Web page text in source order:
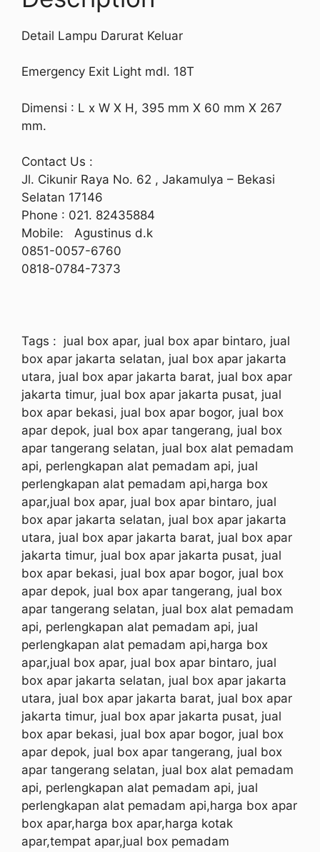
Detail Lampu Darurat Keluar
Emergency Exit Light mdl. 18T
Dimensi : L x W X H, 395 mm X 60 mm X 267
mm.
Contact Us :
Jl. Cikunir Raya No. 62 , Jakamulya – Bekasi
Selatan 17146
Phone : 021. 82435884
Mobile: Agustinus d.k
0851-0057-6760
0818-0784-7373
Tags : jual box apar, jual box apar bintaro, jual
box apar jakarta selatan, jual box apar jakarta
utara, jual box apar jakarta barat, jual box apar
jakarta timur, jual box apar jakarta pusat, jual
box apar bekasi, jual box apar bogor, jual box
apar depok, jual box apar tangerang, jual box
apar tangerang selatan, jual box alat pemadam
api, perlengkapan alat pemadam api, jual
perlengkapan alat pemadam api,harga box
apar,jual box apar, jual box apar bintaro, jual
box apar jakarta selatan, jual box apar jakarta
utara, jual box apar jakarta barat, jual box apar
jakarta timur, jual box apar jakarta pusat, jual
box apar bekasi, jual box apar bogor, jual box
apar depok, jual box apar tangerang, jual box
apar tangerang selatan, jual box alat pemadam
api, perlengkapan alat pemadam api, jual
perlengkapan alat pemadam api,harga box
apar,jual box apar, jual box apar bintaro, jual
box apar jakarta selatan, jual box apar jakarta
utara, jual box apar jakarta barat, jual box apar
jakarta timur, jual box apar jakarta pusat, jual
box apar bekasi, jual box apar bogor, jual box
apar depok, jual box apar tangerang, jual box
apar tangerang selatan, jual box alat pemadam
api, perlengkapan alat pemadam api, jual
perlengkapan alat pemadam api,harga box apar
box apar,harga box apar,harga kotak
apar,tempat apar,jual box pemadam